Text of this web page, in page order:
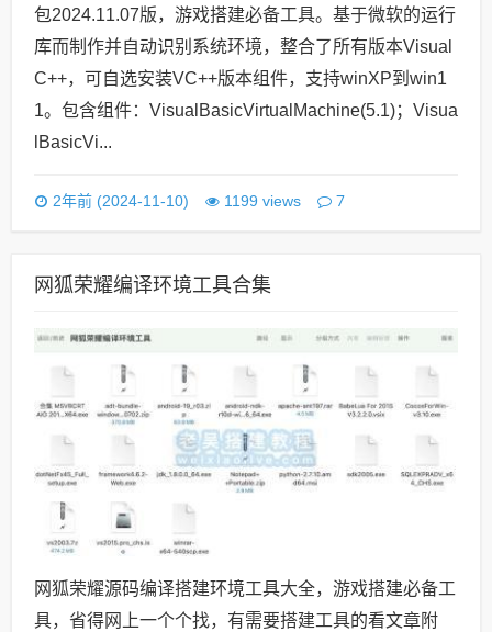
包2024.11.07版，游戏搭建必备工具。基于微软的运行
库而制作并自动识别系统环境，整合了所有版本Visual
C++，可自选安装VC++版本组件，支持winXP到win1
1。包含组件：VisualBasicVirtualMachine(5.1)；Visua
lBasicVi...
2年前 (2024-11-10) 1199 views 7
网狐荣耀编译环境工具合集
网狐荣耀源码编译搭建环境工具大全，游戏搭建必备工
具，省得网上一个个找，有需要搭建工具的看文章附